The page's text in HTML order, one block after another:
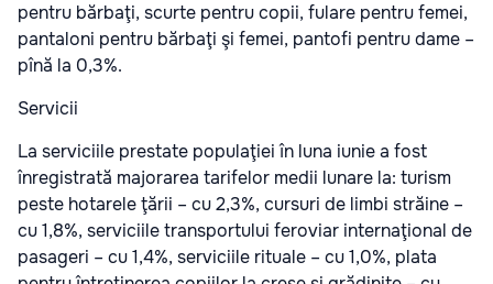
pentru bărbaţi, scurte pentru copii, fulare pentru femei,
pantaloni pentru bărbaţi şi femei, pantofi pentru dame –
pînă la 0,3%.
Servicii
La serviciile prestate populaţiei în luna iunie a fost
înregistrată majorarea tarifelor medii lunare la: turism
peste hotarele ţării – cu 2,3%, cursuri de limbi străine –
cu 1,8%, serviciile transportului feroviar internaţional de
pasageri – cu 1,4%, serviciile rituale – cu 1,0%, plata